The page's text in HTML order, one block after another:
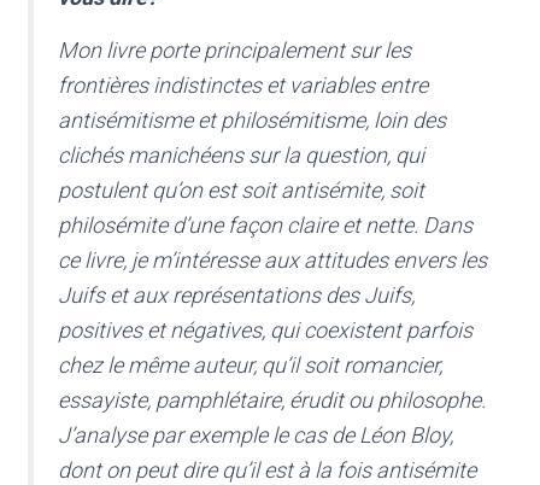
Mon livre porte principalement sur les
frontières indistinctes et variables entre
antisémitisme et philosémitisme, loin des
clichés manichéens sur la question, qui
postulent qu’on est soit antisémite, soit
philosémite d’une façon claire et nette. Dans
ce livre, je m’intéresse aux attitudes envers les
Juifs et aux représentations des Juifs,
positives et négatives, qui coexistent parfois
chez le même auteur, qu’il soit romancier,
essayiste, pamphlétaire, érudit ou philosophe.
J’analyse par exemple le cas de Léon Bloy,
dont on peut dire qu’il est à la fois antisémite